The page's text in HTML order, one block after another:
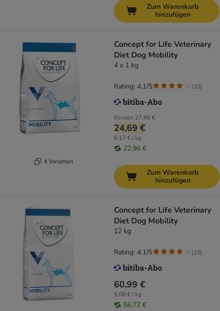
Zum Warenkorb
hinzufügen
4 Varianten
Concept for Life Veterinary
Diet Dog Mobility
4 x 1 kg
Einzeln 27,96 €
24,69 €
6,17 € / kg
22,96 €
Rating: 4.1/5 (10)
Zum Warenkorb
hinzufügen
Concept for Life Veterinary
Diet Dog Mobility
12 kg
60,99 €
5,08 € / kg
56,72 €
Rating: 4.1/5 (10)